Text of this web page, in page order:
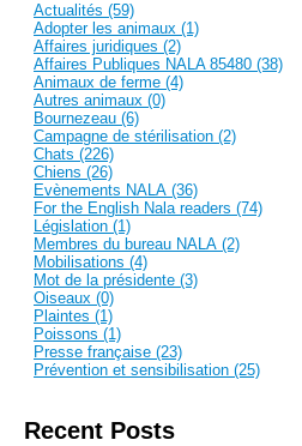
Actualités (59)
Adopter les animaux (1)
Affaires juridiques (2)
Affaires Publiques NALA 85480 (38)
Animaux de ferme (4)
Autres animaux (0)
Bournezeau (6)
Campagne de stérilisation (2)
Chats (226)
Chiens (26)
Evènements NALA (36)
For the English Nala readers (74)
Législation (1)
Membres du bureau NALA (2)
Mobilisations (4)
Mot de la présidente (3)
Oiseaux (0)
Plaintes (1)
Poissons (1)
Presse française (23)
Prévention et sensibilisation (25)
Recent Posts